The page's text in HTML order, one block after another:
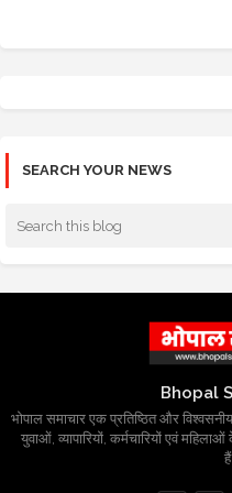
SEARCH YOUR NEWS
Bhopal
भोपाल समाचार एक प्रतिष्ठित और विश्वसनीय
युवाओं, व्यापारियों, कर्मचारियों एवं